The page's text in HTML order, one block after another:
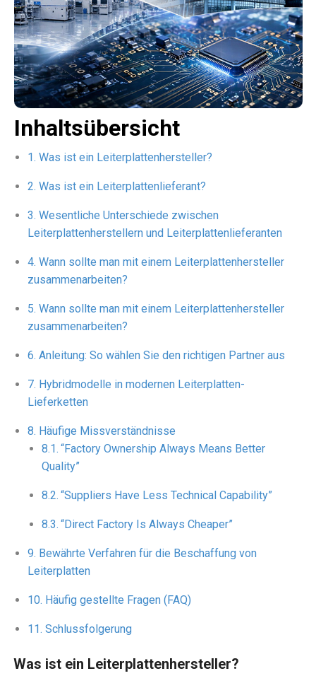
Inhaltsübersicht
Was ist ein Leiterplattenhersteller?
Was ist ein Leiterplattenlieferant?
Wesentliche Unterschiede zwischen
Leiterplattenherstellern und Leiterplattenlieferanten
Wann sollte man mit einem Leiterplattenhersteller
zusammenarbeiten?
Wann sollte man mit einem Leiterplattenhersteller
zusammenarbeiten?
Anleitung: So wählen Sie den richtigen Partner aus
Hybridmodelle in modernen Leiterplatten-
Lieferketten
Häufige Missverständnisse
“Factory Ownership Always Means Better
Quality”
“Suppliers Have Less Technical Capability”
“Direct Factory Is Always Cheaper”
Bewährte Verfahren für die Beschaffung von
Leiterplatten
Häufig gestellte Fragen (FAQ)
Schlussfolgerung
Was ist ein Leiterplattenhersteller?